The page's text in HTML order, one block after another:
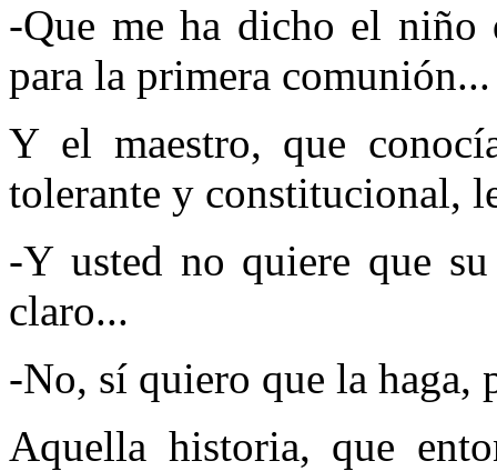
-Que me ha dicho el niño
para la primera comunión...
Y el maestro, que
tolerante y constitucional,
-Y usted no quiere que
claro...
-No, sí quiero que la
Aquella historia, que